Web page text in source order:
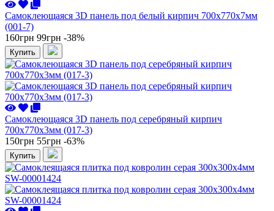
Самоклеющаяся 3D панель под белый кирпич 700x770x7мм
(001-7)
160грн 99грн -38%
Купить
Самоклеющаяся 3D панель под серебряный кирпич
700x770x3мм (017-3)
150грн 55грн -63%
Купить